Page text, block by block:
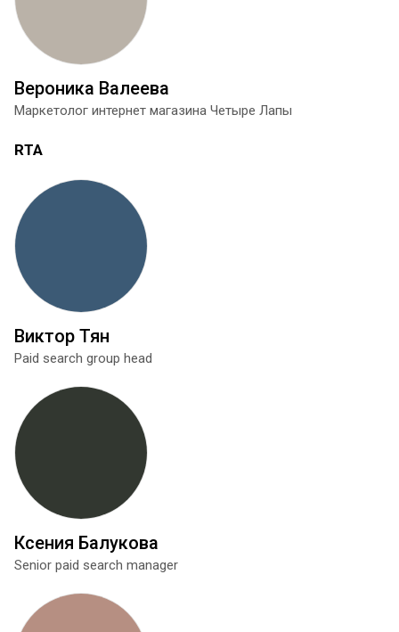
Вероника Валеева
Маркетолог интернет магазина Четыре Лапы
RTA
Виктор Тян
Paid search group head
Ксения Балукова
Senior paid search manager